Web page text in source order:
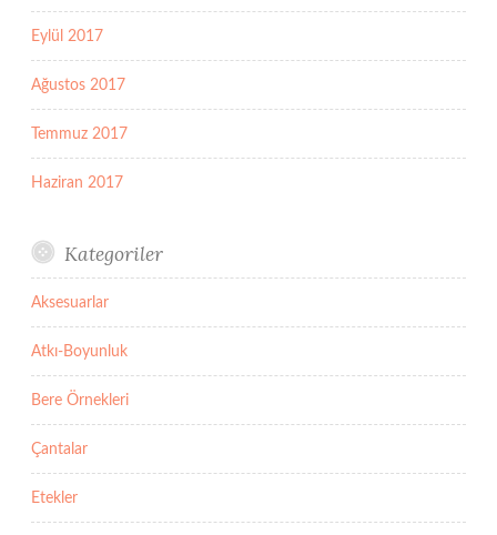
Eylül 2017
Ağustos 2017
Temmuz 2017
Haziran 2017
Kategoriler
Aksesuarlar
Atkı-Boyunluk
Bere Örnekleri
Çantalar
Etekler